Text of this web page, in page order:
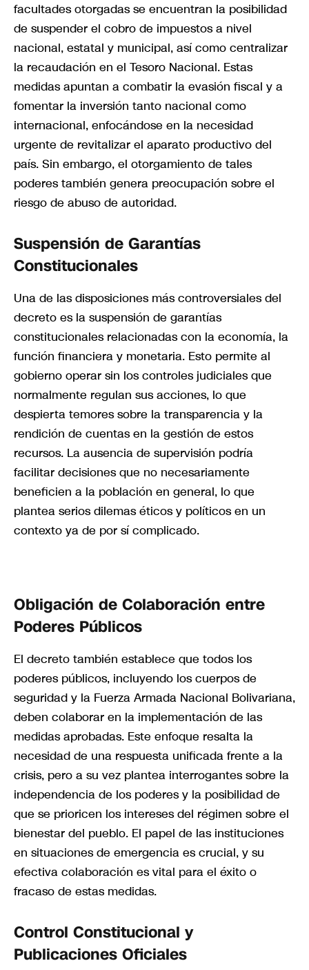
facultades otorgadas se encuentran la posibilidad
de suspender el cobro de impuestos a nivel
nacional, estatal y municipal, así como centralizar
la recaudación en el Tesoro Nacional. Estas
medidas apuntan a combatir la evasión fiscal y a
fomentar la inversión tanto nacional como
internacional, enfocándose en la necesidad
urgente de revitalizar el aparato productivo del
país. Sin embargo, el otorgamiento de tales
poderes también genera preocupación sobre el
riesgo de abuso de autoridad.
Suspensión de Garantías
Constitucionales
Una de las disposiciones más controversiales del
decreto es la suspensión de garantías
constitucionales relacionadas con la economía, la
función financiera y monetaria. Esto permite al
gobierno operar sin los controles judiciales que
normalmente regulan sus acciones, lo que
despierta temores sobre la transparencia y la
rendición de cuentas en la gestión de estos
recursos. La ausencia de supervisión podría
facilitar decisiones que no necesariamente
beneficien a la población en general, lo que
plantea serios dilemas éticos y políticos en un
contexto ya de por sí complicado.
Obligación de Colaboración entre
Poderes Públicos
El decreto también establece que todos los
poderes públicos, incluyendo los cuerpos de
seguridad y la Fuerza Armada Nacional Bolivariana,
deben colaborar en la implementación de las
medidas aprobadas. Este enfoque resalta la
necesidad de una respuesta unificada frente a la
crisis, pero a su vez plantea interrogantes sobre la
independencia de los poderes y la posibilidad de
que se prioricen los intereses del régimen sobre el
bienestar del pueblo. El papel de las instituciones
en situaciones de emergencia es crucial, y su
efectiva colaboración es vital para el éxito o
fracaso de estas medidas.
Control Constitucional y
Publicaciones Oficiales